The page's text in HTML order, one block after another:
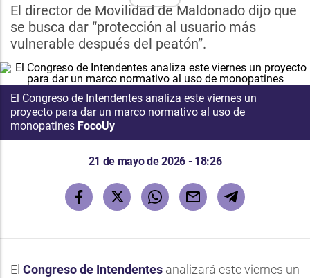
El director de Movilidad de Maldonado dijo que
se busca dar “protección al usuario más
vulnerable después del peatón”.
El Congreso de Intendentes analiza este viernes un
proyecto para dar un marco normativo al uso de
monopatines FocoUy
21 de mayo de 2026 - 18:26
El Congreso de Intendentes analizará este viernes un